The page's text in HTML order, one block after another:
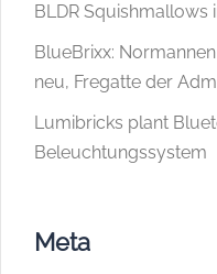
BLDR Squishmallows
BlueBrixx:
neu, Fregatte der
Lumibricks plant
Beleuchtungssystem
Meta